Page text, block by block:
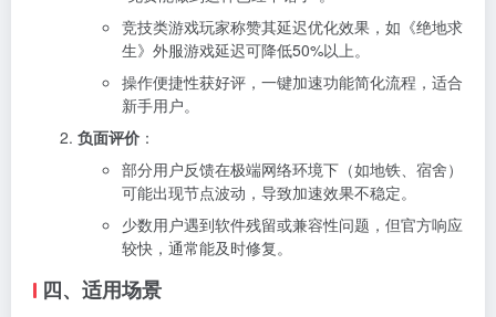
竞技类游戏玩家称赞其延迟优化效果，如《绝地求
生》外服游戏延迟可降低50%以上。
操作便捷性获好评，一键加速功能简化流程，适合
新手用户。
负面评价 ：
部分用户反馈在极端网络环境下（如地铁、宿舍）
可能出现节点波动，导致加速效果不稳定。
少数用户遇到软件残留或兼容性问题，但官方响应
较快，通常能及时修复。
四、适用场景